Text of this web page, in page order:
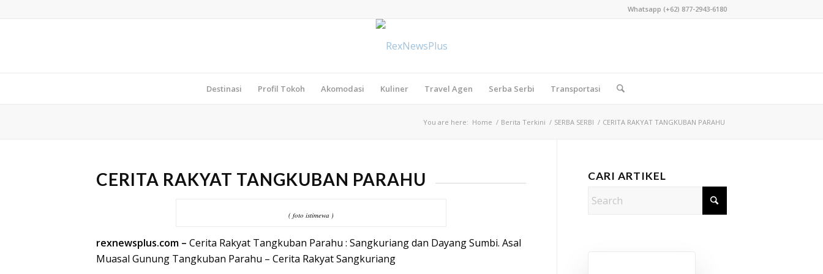
Whatsapp (+62) 877-2943-6180
Destinasi Profil Tokoh Akomodasi Kuliner Travel Agen Serba Serbi Transportasi
You are here: Home / Berita Terkini / SERBA SERBI / CERITA RAKYAT TANGKUBAN PARAHU
CERITA RAKYAT TANGKUBAN PARAHU
( foto istimewa )
rexnewsplus.com – Cerita Rakyat Tangkuban Parahu : Sangkuriang dan Dayang Sumbi. Asal
Muasal Gunung Tangkuban Parahu – Cerita Rakyat Sangkuriang
CARI ARTIKEL